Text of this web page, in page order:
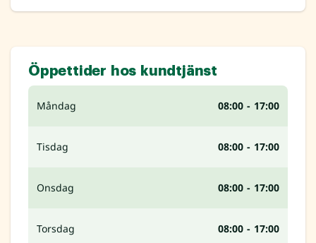
Öppettider hos kundtjänst
Måndag 08:00 - 17:00
Tisdag 08:00 - 17:00
Onsdag 08:00 - 17:00
Torsdag 08:00 - 17:00